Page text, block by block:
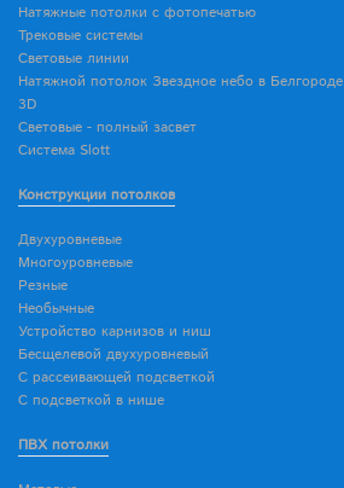
Натяжные потолки с фотопечатью
Трековые системы
Световые линии
Натяжной потолок Звездное небо в Белгороде
3D
Световые - полный засвет
Система Slott
Конструкции потолков
Двухуровневые
Многоуровневые
Резные
Необычные
Устройство карнизов и ниш
Бесщелевой двухуровневый
С рассеивающей подсветкой
С подсветкой в нише
ПВХ потолки